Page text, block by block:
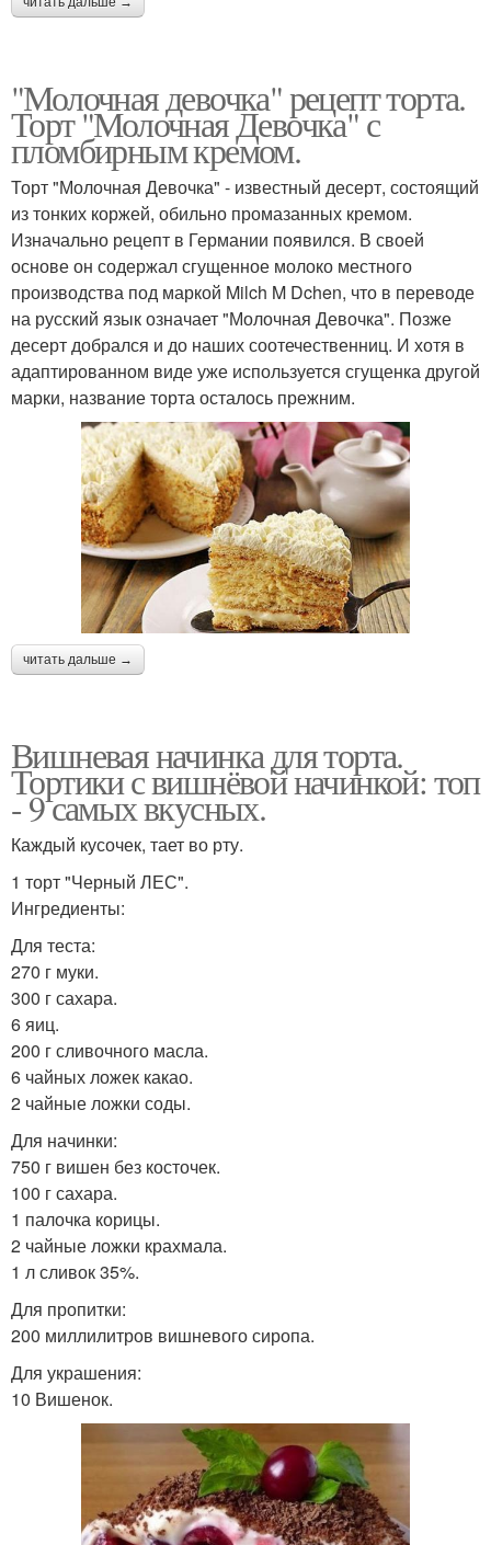
"Молочная девочка" рецепт торта.
Торт "Молочная Девочка" с
пломбирным кремом.
Торт "Молочная Девочка" - известный десерт, состоящий
из тонких коржей, обильно промазанных кремом.
Изначально рецепт в Германии появился. В своей
основе он содержал сгущенное молоко местного
производства под маркой Milch M Dchen, что в переводе
на русский язык означает "Молочная Девочка". Позже
десерт добрался и до наших соотечественниц. И хотя в
адаптированном виде уже используется сгущенка другой
марки, название торта осталось прежним.
читать дальше →
Вишневая начинка для торта.
Тортики с вишнёвой начинкой: топ
- 9 самых вкусных.
Каждый кусочек, тает во рту.
1 торт "Черный ЛЕС".
Ингредиенты:
Для теста:
270 г муки.
300 г сахара.
6 яиц.
200 г сливочного масла.
6 чайных ложек какао.
2 чайные ложки соды.
Для начинки:
750 г вишен без косточек.
100 г сахара.
1 палочка корицы.
2 чайные ложки крахмала.
1 л сливок 35%.
Для пропитки:
200 миллилитров вишневого сиропа.
Для украшения:
10 Вишенок.